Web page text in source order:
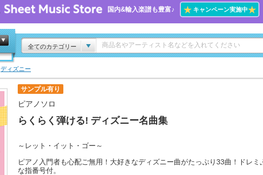
国内&輸入楽譜も豊富♪ ★キャンペーン実施中★
全てのカテゴリー
ディズニー
サンプル有り
ピアノソロ
らくらく弾ける! ディズニー名曲集
～レット・イット・ゴー～
ピアノ入門者も心配ご無用！大好きなディズニー曲がたっぷり33曲！ドレミ
な指番号付。